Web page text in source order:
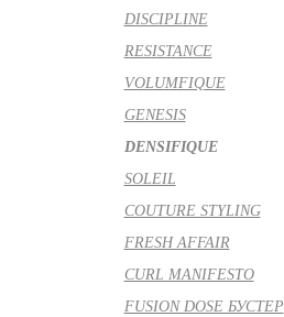
DISCIPLINE
RESISTANCE
VOLUMFIQUE
GENESIS
DENSIFIQUE
SOLEIL
COUTURE STYLING
FRESH AFFAIR
CURL MANIFESTO
FUSION DOSE БУСТЕР